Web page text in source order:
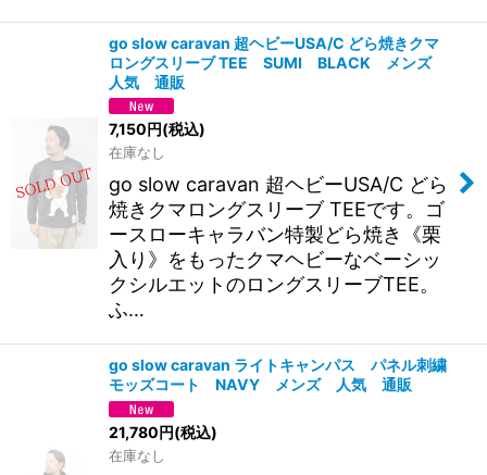
go slow caravan 超ヘビーUSA/C どら焼きクマ
ロングスリーブ TEE SUMI BLACK メンズ
人気 通販
7,150円(税込)
在庫なし
go slow caravan 超ヘビーUSA/C どら
焼きクマロングスリーブ TEEです。ゴ
ースローキャラバン特製どら焼き《栗
入り》をもったクマヘビーなベーシッ
クシルエットのロングスリーブTEE。
ふ…
go slow caravan ライトキャンパス パネル刺繍
モッズコート NAVY メンズ 人気 通販
21,780円(税込)
在庫なし